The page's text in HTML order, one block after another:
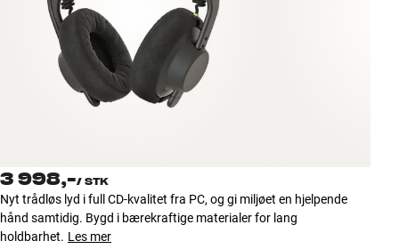
NYHETER
TILBUD
Kundeservice
Bygg med lyd
3 998,-/ STK
Nyt trådløs lyd i full CD-kvalitet fra PC, og gi miljøet en hjelpende
hånd samtidig. Bygd i bærekraftige materialer for lang
holdbarhet. Les mer